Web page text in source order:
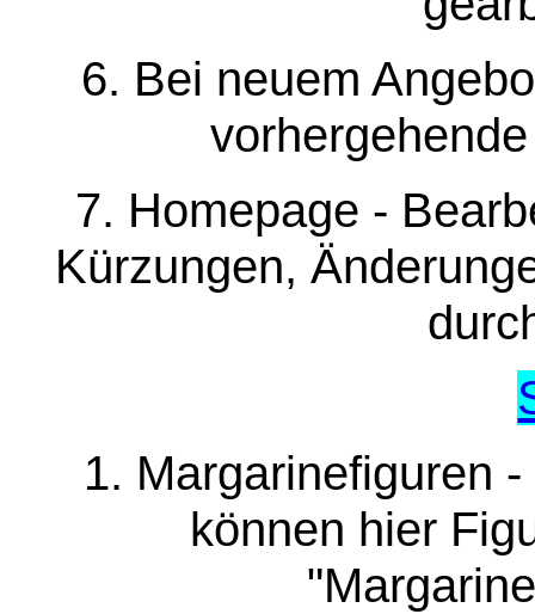
6. Bei neuem
7. Homepage -
Kürzungen,
1. Margarinefiguren
können hier